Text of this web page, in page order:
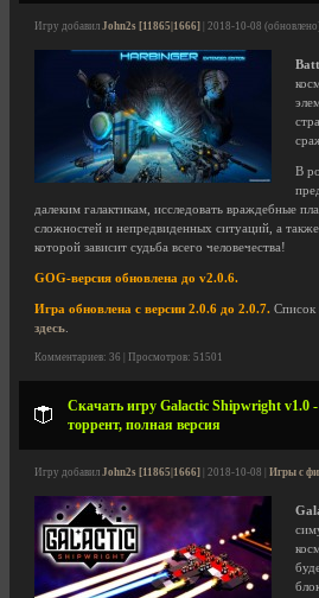
Игру добавил John2s [11865|1666] | 2018-10-08 (обновлено)
В
далеким галактикам, исследовать враждебные
сложностей и непредвиденных ситуаций, а
которой зависит судьба всего человечества!
GOG-версия обновлена до v2.0.6.
Игра обновлена с версии 2.0.6 до 2.0.7. Список
здесь
Комментариев: 36 | Просмотров: 51501
Скачать игру Galactic Shipwright v1.0 -
торрент, полная версия
Игру добавил John2s [11865|1666] | 2018-10-08 | Игры с